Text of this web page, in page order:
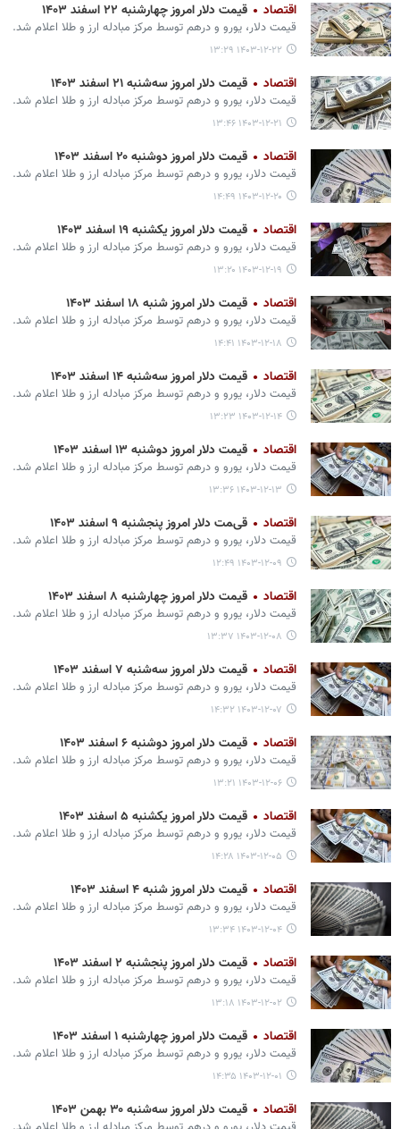
اقتصاد قیمت دلار امروز چهارشنبه ۲۲ اسفند ۱۴۰۳
قیمت دلار، یورو و درهم توسط مرکز مبادله ارز و طلا اعلام شد.
۱۴۰۳-۱۲-۲۲ ۱۳:۲۹
اقتصاد قیمت دلار امروز سه‌شنبه ۲۱ اسفند ۱۴۰۳
قیمت دلار، یورو و درهم توسط مرکز مبادله ارز و طلا اعلام شد.
۱۴۰۳-۱۲-۲۱ ۱۳:۴۶
اقتصاد قیمت دلار امروز دوشنبه ۲۰ اسفند ۱۴۰۳
قیمت دلار، یورو و درهم توسط مرکز مبادله ارز و طلا اعلام شد.
۱۴۰۳-۱۲-۲۰ ۱۴:۴۹
اقتصاد قیمت دلار امروز یکشنبه ۱۹ اسفند ۱۴۰۳
قیمت دلار، یورو و درهم توسط مرکز مبادله ارز و طلا اعلام شد.
۱۴۰۳-۱۲-۱۹ ۱۳:۲۰
اقتصاد قیمت دلار امروز شنبه ۱۸ اسفند ۱۴۰۳
قیمت دلار، یورو و درهم توسط مرکز مبادله ارز و طلا اعلام شد.
۱۴۰۳-۱۲-۱۸ ۱۴:۴۱
اقتصاد قیمت دلار امروز سه‌شنبه ۱۴ اسفند ۱۴۰۳
قیمت دلار، یورو و درهم توسط مرکز مبادله ارز و طلا اعلام شد.
۱۴۰۳-۱۲-۱۴ ۱۳:۲۳
اقتصاد قیمت دلار امروز دوشنبه ۱۳ اسفند ۱۴۰۳
قیمت دلار، یورو و درهم توسط مرکز مبادله ارز و طلا اعلام شد.
۱۴۰۳-۱۲-۱۳ ۱۳:۳۶
اقتصاد قیمت دلار امروز پنجشنبه ۹ اسفند ۱۴۰۳
قیمت دلار، یورو و درهم توسط مرکز مبادله ارز و طلا اعلام شد.
۱۴۰۳-۱۲-۰۹ ۱۲:۴۹
اقتصاد قیمت دلار امروز چهارشنبه ۸ اسفند ۱۴۰۳
قیمت دلار، یورو و درهم توسط مرکز مبادله ارز و طلا اعلام شد.
۱۴۰۳-۱۲-۰۸ ۱۳:۳۷
اقتصاد قیمت دلار امروز سه‌شنبه ۷ اسفند ۱۴۰۳
قیمت دلار، یورو و درهم توسط مرکز مبادله ارز و طلا اعلام شد.
۱۴۰۳-۱۲-۰۷ ۱۴:۳۲
اقتصاد قیمت دلار امروز دوشنبه ۶ اسفند ۱۴۰۳
قیمت دلار، یورو و درهم توسط مرکز مبادله ارز و طلا اعلام شد.
۱۴۰۳-۱۲-۰۶ ۱۳:۲۱
اقتصاد قیمت دلار امروز یکشنبه ۵ اسفند ۱۴۰۳
قیمت دلار، یورو و درهم توسط مرکز مبادله ارز و طلا اعلام شد.
۱۴۰۳-۱۲-۰۵ ۱۴:۲۸
اقتصاد قیمت دلار امروز شنبه ۴ اسفند ۱۴۰۳
قیمت دلار، یورو و درهم توسط مرکز مبادله ارز و طلا اعلام شد.
۱۴۰۳-۱۲-۰۴ ۱۳:۳۴
اقتصاد قیمت دلار امروز پنجشنبه ۲ اسفند ۱۴۰۳
قیمت دلار، یورو و درهم توسط مرکز مبادله ارز و طلا اعلام شد.
۱۴۰۳-۱۲-۰۲ ۱۳:۱۸
اقتصاد قیمت دلار امروز چهارشنبه ۱ اسفند ۱۴۰۳
قیمت دلار، یورو و درهم توسط مرکز مبادله ارز و طلا اعلام شد.
۱۴۰۳-۱۲-۰۱ ۱۴:۳۵
اقتصاد قیمت دلار امروز سه‌شنبه ۳۰ بهمن ۱۴۰۳